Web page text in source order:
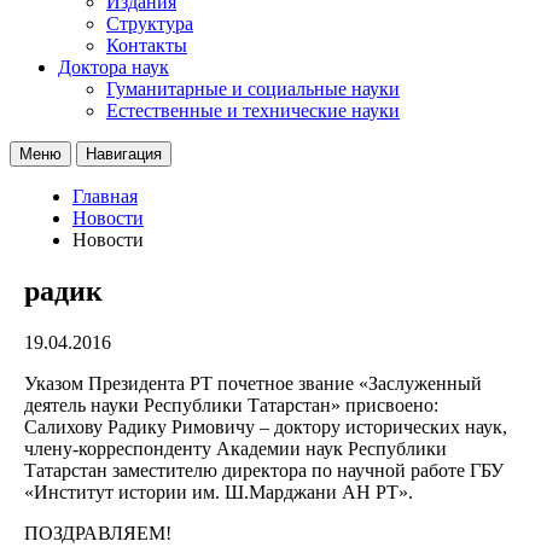
Структура
Контакты
Доктора наук
Гуманитарные и социальные науки
Естественные и технические науки
Меню Навигация
Главная
Новости
Новости
радик
19.04.2016
Указом Президента РТ почетное звание «Заслуженный
деятель науки Республики Татарстан» присвоено:
Салихову Радику Римовичу – доктору исторических наук,
члену-корреспонденту Академии наук Республики
Татарстан заместителю директора по научной работе ГБУ
«Институт истории им. Ш.Марджани АН РТ».
ПОЗДРАВЛЯЕМ!